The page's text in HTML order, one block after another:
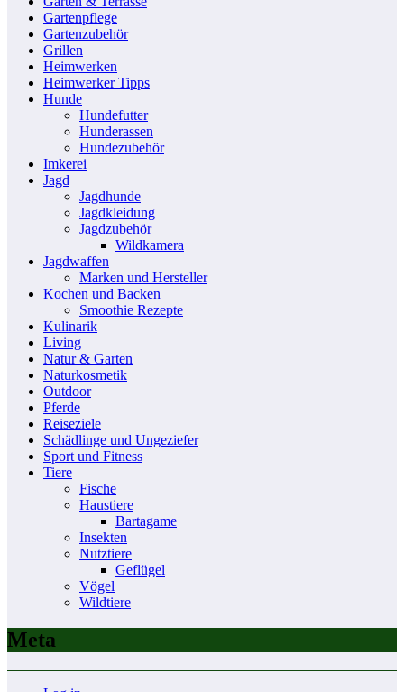
Gartenpflege
Gartenzubehör
Grillen
Heimwerken
Heimwerker Tipps
Hunde
Hundefutter
Hunderassen
Hundezubehör
Imkerei
Jagd
Jagdhunde
Jagdkleidung
Jagdzubehör
Wildkamera
Jagdwaffen
Marken und Hersteller
Kochen und Backen
Smoothie Rezepte
Kulinarik
Living
Natur & Garten
Naturkosmetik
Outdoor
Pferde
Reiseziele
Schädlinge und Ungeziefer
Sport und Fitness
Tiere
Fische
Haustiere
Bartagame
Insekten
Nutztiere
Geflügel
Vögel
Wildtiere
Meta